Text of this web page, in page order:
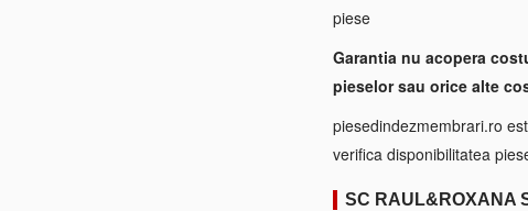
piese
Garantia nu acopera
pieselor sau orice alte
piesedindezmembrari.ro
verifica disponibilitatea
SC RAUL&ROXANA